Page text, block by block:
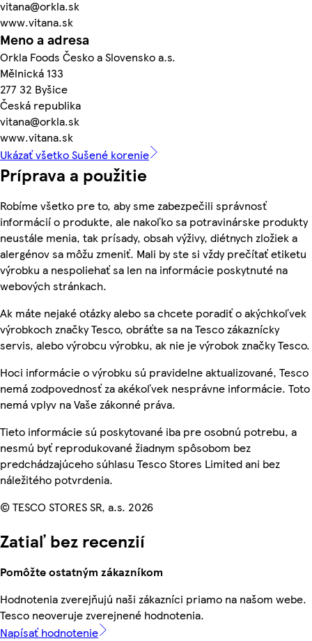
vitana@orkla.sk
www.vitana.sk
Meno a adresa
Orkla Foods Česko a Slovensko a.s.
Mělnická 133
277 32 Byšice
Česká republika
vitana@orkla.sk
www.vitana.sk
Ukázať všetko Sušené korenie
Príprava a použitie
Robíme všetko pre to, aby sme zabezpečili správnosť
informácií o produkte, ale nakoľko sa potravinárske produkty
neustále menia, tak prísady, obsah výživy, diétnych zložiek a
alergénov sa môžu zmeniť. Mali by ste si vždy prečítať etiketu
výrobku a nespoliehať sa len na informácie poskytnuté na
webových stránkach.
Ak máte nejaké otázky alebo sa chcete poradiť o akýchkoľvek
výrobkoch značky Tesco, obráťte sa na Tesco zákaznícky
servis, alebo výrobcu výrobku, ak nie je výrobok značky Tesco.
Hoci informácie o výrobku sú pravidelne aktualizované, Tesco
nemá zodpovednosť za akékoľvek nesprávne informácie. Toto
nemá vplyv na Vaše zákonné práva.
Tieto informácie sú poskytované iba pre osobnú potrebu, a
nesmú byť reprodukované žiadnym spôsobom bez
predchádzajúceho súhlasu Tesco Stores Limited ani bez
náležitého potvrdenia.
© TESCO STORES SR, a.s. 2026
Zatiaľ bez recenzií
Pomôžte ostatným zákazníkom
Hodnotenia zverejňujú naši zákazníci priamo na našom webe.
Tesco neoveruje zverejnené hodnotenia.
Napísať hodnotenie